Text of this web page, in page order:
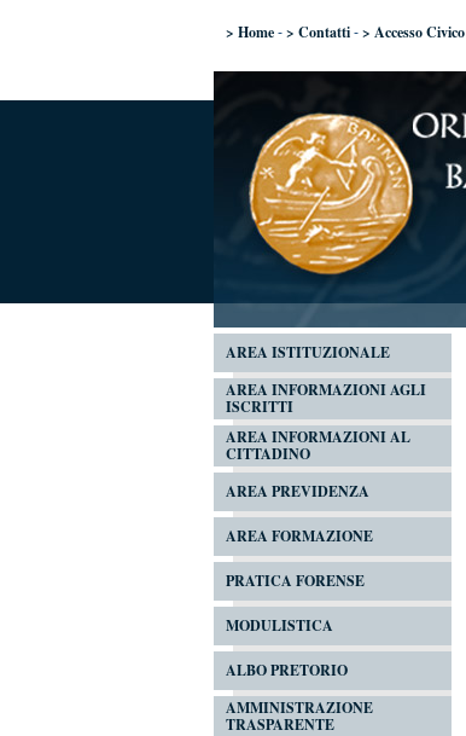
> Home - > Contatti - > Accesso Civico
AREA ISTITUZIONALE
AREA INFORMAZIONI AGLI
ISCRITTI
AREA INFORMAZIONI AL
CITTADINO
AREA PREVIDENZA
AREA FORMAZIONE
PRATICA FORENSE
MODULISTICA
ALBO PRETORIO
AMMINISTRAZIONE
TRASPARENTE